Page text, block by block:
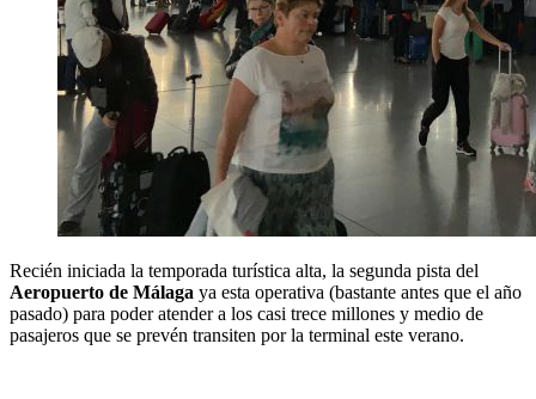
Recién iniciada la temporada turística alta, la segunda pista del
Aeropuerto de Málaga ya esta operativa (bastante antes que el año
pasado) para poder atender a los casi trece millones y medio de
pasajeros que se prevén transiten por la terminal este verano.